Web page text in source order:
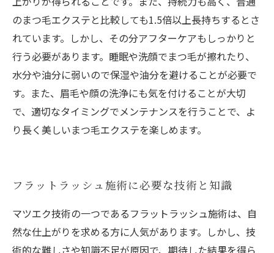
のまつ毛エクステと比較しても1.5倍以上長持ちするとさ
れています。しかし、その分アフターケアもしっかりと
行う必要があります。睡眠や洗顔でまつ毛が擦れたり、
水分や油分に弱いので保湿や油分を避けることが必要で
す。また、眉毛や顔の洗浄にも気を付けることが大切
で、適切なタイミングでメンテナンスを行うことで、よ
り長く美しいまつ毛エクステを楽しめます。
フラットラッシュ施術に必要な技術と知識
マツエク技術の一つであるフラットラッシュ施術は、自
然な仕上がりを求める方に人気があります。しかし、技
術的な難しさや知識不足が原因で、期待した結果を得ら